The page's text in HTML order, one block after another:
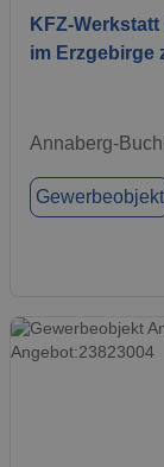
KFZ-
im Erzgebirge
Annaberg-
Gewerbeobjekt